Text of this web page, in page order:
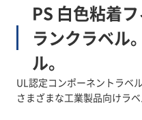
PS 白色粘着
ランクラベル
ル。
UL認定コンポーネントラベル
さまざまな工業製品向けラ